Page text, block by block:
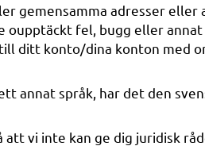
gemensamma adresser eller
fel, bugg eller
ditt konto/dina konton med
annat språk, har det den
vi inte kan ge dig juridisk